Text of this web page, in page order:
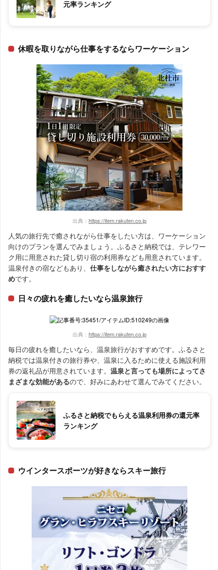
元率ランキング
休暇を取りながら仕事をするならワーケーション
出典： https://item.rakuten.co.jp
人気の旅行先で癒されながら仕事をしたい方は、ワーケーション
向けのプランを選んでみましょう。ふるさと納税では、テレワー
ク用に用意された貸し切り宿の利用券なども用意されています。
温泉付きの宿などもあり、 仕事をしながら癒されたい方におすす
めです。
日々の疲れを癒したいなら温泉旅行
出典： https://item.rakuten.co.jp
毎日の疲れを癒したいなら、温泉旅行がおすすめです。ふるさと
納税では温泉付きの旅行券や、温泉に入るために使える施設利用
券の返礼品が用意されています。 温泉と言っても場所によってさ
まざまな効能があるので、好みにあわせて選んでみてください。
ふるさと納税でもらえる温泉利用券の還元率
ランキング
ウインタースポーツが好きならスキー旅行